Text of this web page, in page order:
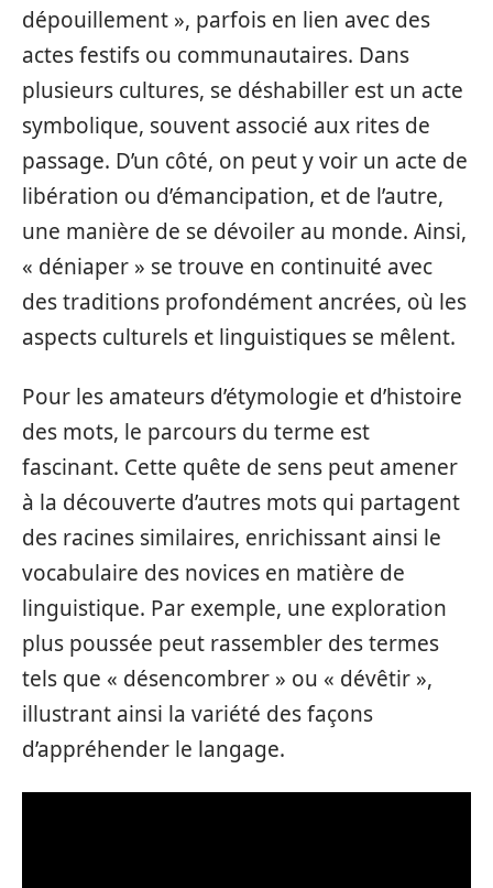
dépouillement », parfois en lien avec des
actes festifs ou communautaires. Dans
plusieurs cultures, se déshabiller est un acte
symbolique, souvent associé aux rites de
passage. D’un côté, on peut y voir un acte de
libération ou d’émancipation, et de l’autre,
une manière de se dévoiler au monde. Ainsi,
« déniaper » se trouve en continuité avec
des traditions profondément ancrées, où les
aspects culturels et linguistiques se mêlent.
Pour les amateurs d’étymologie et d’histoire
des mots, le parcours du terme est
fascinant. Cette quête de sens peut amener
à la découverte d’autres mots qui partagent
des racines similaires, enrichissant ainsi le
vocabulaire des novices en matière de
linguistique. Par exemple, une exploration
plus poussée peut rassembler des termes
tels que « désencombrer » ou « dévêtir »,
illustrant ainsi la variété des façons
d’appréhender le langage.